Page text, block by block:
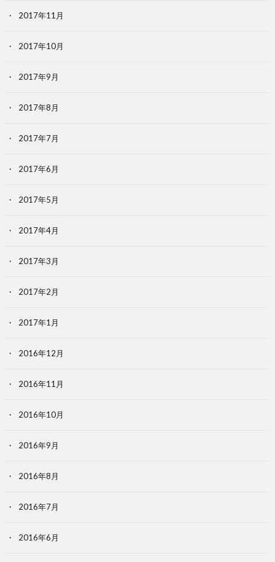
2017年11月
2017年10月
2017年9月
2017年8月
2017年7月
2017年6月
2017年5月
2017年4月
2017年3月
2017年2月
2017年1月
2016年12月
2016年11月
2016年10月
2016年9月
2016年8月
2016年7月
2016年6月